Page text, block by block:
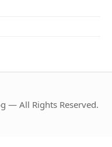
— All Rights Reserved.